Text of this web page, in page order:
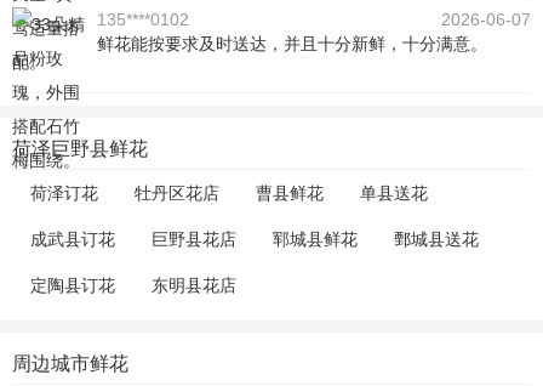
135****0102
2026-06-07
鲜花能按要求及时送达，并且十分新鲜，十分满意。
荷泽巨野县鲜花
荷泽订花 牡丹区花店 曹县鲜花 单县送花
成武县订花 巨野县花店 郓城县鲜花 鄄城县送花
定陶县订花 东明县花店
周边城市鲜花